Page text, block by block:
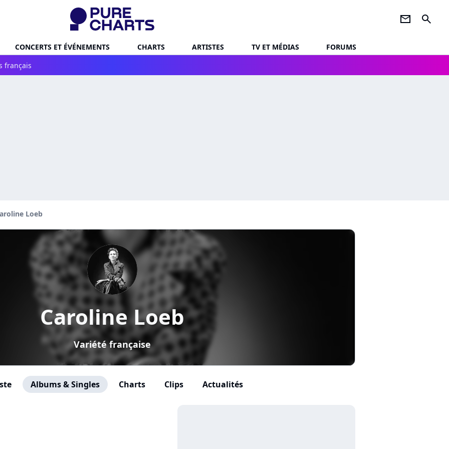
newsletter search
CONCERTS ET ÉVÉNEMENTS CHARTS ARTISTES TV ET MÉDIAS
FORUMS
français
Loeb
Caroline Loeb
Variété française
Albums & Singles Charts Clips Actualités